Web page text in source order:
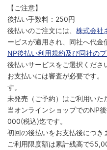
【ご注意】
後払い手数料：250円
後払いのご注文には、 株式会社
ービスが適用され、同社へ代金
NP後払い利用規約及び同社の
後払いサービスをご選択くださ
お支払いには審査が必要です
す。
未発売（ご予約）はご利用いた
当オンラインショップでのNP
000(税込)迄です。
初回の後払いをお支払後につ
ご利用限度額は累計残高で